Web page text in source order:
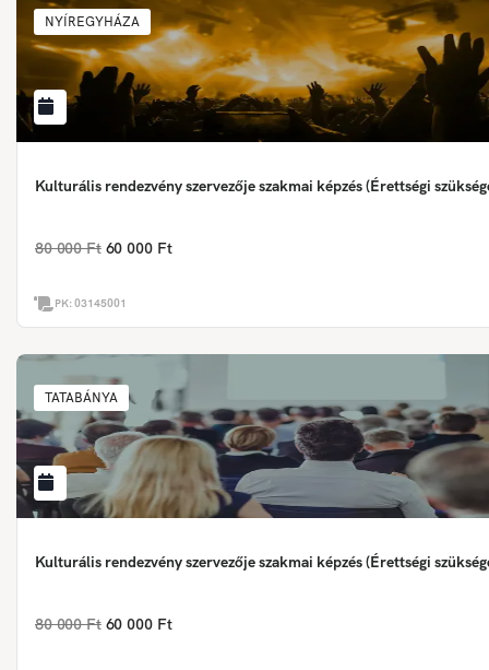
NYÍREGYHÁZA
Kulturális rendezvény szervezője szakmai képzés (Érettségi
80 000 Ft 60 000 Ft
PK:03145001
TATABÁNYA
Kulturális rendezvény szervezője szakmai képzés (Érettségi
80 000 Ft 60 000 Ft